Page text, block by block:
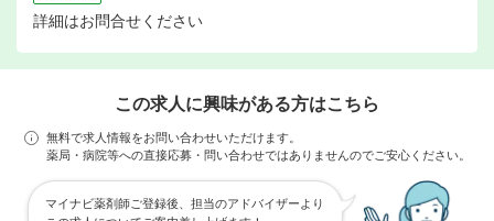
詳細はお問合せください
この求人に興味がある方はこちら
無料で求人情報をお問い合わせいただけます。
薬局・病院等への直接応募・問い合わせではありませんのでご安心ください。
マイナビ薬剤師ご登録後、担当のアドバイザーより